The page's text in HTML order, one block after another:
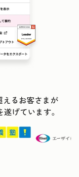
えるお客さまが
げています。